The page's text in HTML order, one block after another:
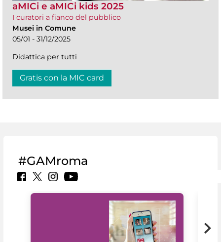
aMICi e aMICi kids 2025
I curatori a fianco del pubblico
Musei in Comune
05/01 - 31/12/2025
Didattica per tutti
Gratis con la MIC card
#GAMroma